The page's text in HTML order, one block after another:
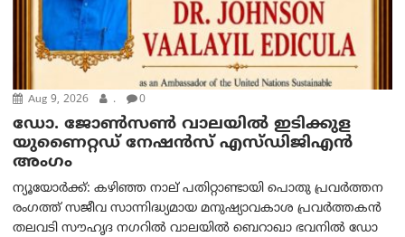
Aug 9, 2026 . 0
ഡോ. ജോൺസൺ വാലയിൽ ഇടിക്കുള
യുണൈറ്റഡ് നേഷൻസ് എസ്ഡിജിഎൻ
അംഗം
ന്യൂയോര്‍ക്ക്: കഴിഞ്ഞ നാല് പതിറ്റാണ്ടായി പൊതു പ്രവർത്തന
രംഗത്ത് സജീവ സാന്നിദ്ധ്യമായ മനുഷ്യാവകാശ പ്രവർത്തകൻ
തലവടി സൗഹൃദ നഗറിൽ വാലയിൽ ബെറാഖാ ഭവനിൽ ഡോ